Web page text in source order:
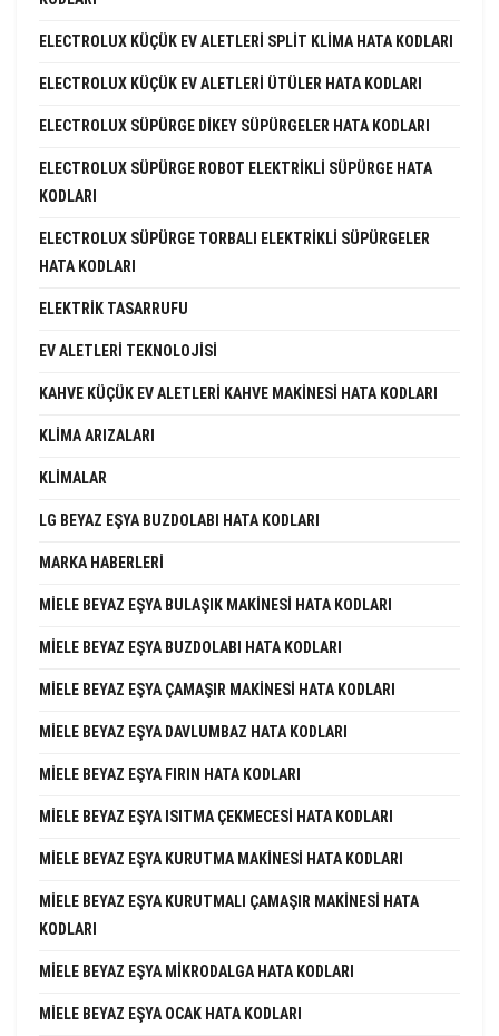
ELECTROLUX KÜÇÜK EV ALETLERI SPLIT KLIMA HATA KODLARI
ELECTROLUX KÜÇÜK EV ALETLERI ÜTÜLER HATA KODLARI
ELECTROLUX SÜPÜRGE DIKEY SÜPÜRGELER HATA KODLARI
ELECTROLUX SÜPÜRGE ROBOT ELEKTRIKLI SÜPÜRGE HATA
KODLARI
ELECTROLUX SÜPÜRGE TORBALI ELEKTRIKLI SÜPÜRGELER
HATA KODLARI
ELEKTRIK TASARRUFU
EV ALETLERI TEKNOLOJISI
KAHVE KÜÇÜK EV ALETLERI KAHVE MAKINESI HATA KODLARI
KLIMA ARIZALARI
KLIMALAR
LG BEYAZ EŞYA BUZDOLABI HATA KODLARI
MARKA HABERLERI
MIELE BEYAZ EŞYA BULAŞIK MAKINESI HATA KODLARI
MIELE BEYAZ EŞYA BUZDOLABI HATA KODLARI
MIELE BEYAZ EŞYA ÇAMAŞIR MAKINESI HATA KODLARI
MIELE BEYAZ EŞYA DAVLUMBAZ HATA KODLARI
MIELE BEYAZ EŞYA FIRIN HATA KODLARI
MIELE BEYAZ EŞYA ISITMA ÇEKMECESI HATA KODLARI
MIELE BEYAZ EŞYA KURUTMA MAKINESI HATA KODLARI
MIELE BEYAZ EŞYA KURUTMALI ÇAMAŞIR MAKINESI HATA
KODLARI
MIELE BEYAZ EŞYA MIKRODALGA HATA KODLARI
MIELE BEYAZ EŞYA OCAK HATA KODLARI